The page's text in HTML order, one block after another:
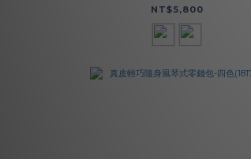
NT$5,800